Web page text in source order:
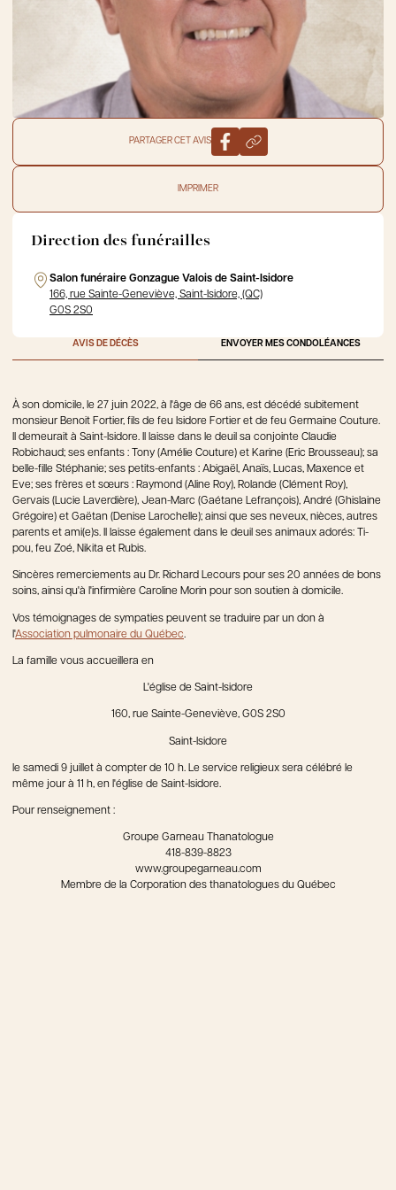
PARTAGER CET AVIS
IMPRIMER
Direction des funérailles
Salon funéraire Gonzague Valois de Saint-Isidore
166, rue Sainte-Geneviève, Saint-Isidore, (QC)
G0S 2S0
AVIS DE DÉCÈS ENVOYER MES CONDOLÉANCES
À son domicile, le 27 juin 2022, à l'âge de 66 ans, est décédé subitement
monsieur Benoit Fortier, fils de feu Isidore Fortier et de feu Germaine Couture.
Il demeurait à Saint-Isidore. Il laisse dans le deuil sa conjointe Claudie
Robichaud; ses enfants : Tony (Amélie Couture) et Karine (Eric Brousseau); sa
belle-fille Stéphanie; ses petits-enfants : Abigaël, Anaïs, Lucas, Maxence et
Eve; ses frères et sœurs : Raymond (Aline Roy), Rolande (Clément Roy),
Gervais (Lucie Laverdière), Jean-Marc (Gaétane Lefrançois), André (Ghislaine
Grégoire) et Gaëtan (Denise Larochelle); ainsi que ses neveux, nièces, autres
parents et ami(e)s. Il laisse également dans le deuil ses animaux adorés: Ti-
pou, feu Zoé, Nikita et Rubis.
Sincères remerciements au Dr. Richard Lecours pour ses 20 années de bons
soins, ainsi qu'à l'infirmière Caroline Morin pour son soutien à domicile.
Vos témoignages de sympaties peuvent se traduire par un don à
l'Association pulmonaire du Québec.
La famille vous accueillera en
L'église de Saint-Isidore
160, rue Sainte-Geneviève, G0S 2S0
Saint-Isidore
le samedi 9 juillet à compter de 10 h. Le service religieux sera célébré le
même jour à 11 h, en l'église de Saint-Isidore.
Pour renseignement :
Groupe Garneau Thanatologue
418-839-8823
www.groupegarneau.com
Membre de la Corporation des thanatologues du Québec